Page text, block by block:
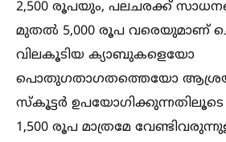
2,500 രൂപയും, പലചരക്ക്
മുതല്‍ 5,000 രൂപ വരെയുമാണ്
വിലകൂടിയ ക്യാബുകളെയോ
പൊതുഗതാഗതത്തെയോ
സ്കൂട്ടർ ഉപയോഗിക്കുന്നതിലൂടെ
1,500 രൂപ മാത്രമേ